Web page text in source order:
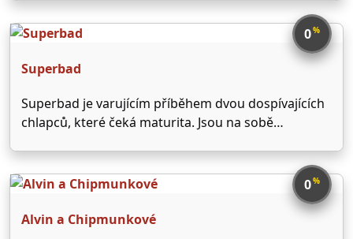
stylu "Trosečník". Vítěz si má odnést rovných sto
tisíc dolarů. Účastníci musí přežít v nepřátelských
0%
Superbad
Superbad je varujícím příběhem dvou dospívajících
chlapců, které čeká maturita. Jsou na sobě
nich jít na jinou vysokou školu a čeká je odloučení.
Evan je milý, chytrý a stydlivý. Seth je …
0%
Alvin a Chipmunkové